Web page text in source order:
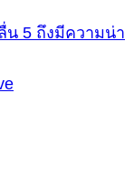
น 5 ถึงมีความน่า